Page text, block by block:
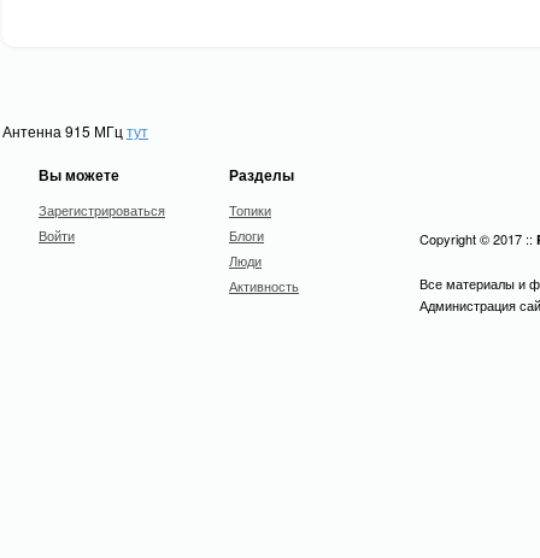
Антенна 915 МГц тут
Вы можете
Зарегистрироваться
Войти
Разделы
Топики
Блоги
Люди
Активность
Copyright © 2017 ::
Все материалы и
Администрация